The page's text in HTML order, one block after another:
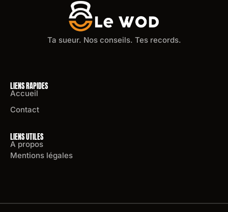
Ta sueur. Nos conseils. Tes records.
LIENS RAPIDES
Accueil
Contact
LIENS UTILES
A propos
Mentions légales